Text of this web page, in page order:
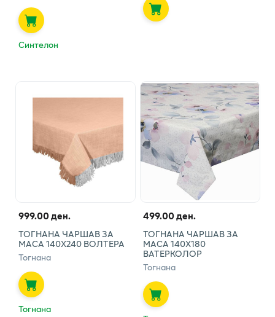
Синтелон
999.00 ден.
ТОГНАНА ЧАРШАВ ЗА
МАСА 140Х240 ВОЛТЕРА
Тогнана
Тогнана
499.00 ден.
ТОГНАНА ЧАРШАВ ЗА
МАСА 140Х180
ВАТЕРКОЛОР
Тогнана